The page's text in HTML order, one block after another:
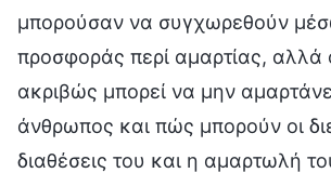
μπορούσαν να συγχωρεθούν
προσφοράς περί αμαρτίας, αλλά
ακριβώς μπορεί να μην
άνθρωπος και πώς μπορούν οι
διαθέσεις του και η αμαρτωλή